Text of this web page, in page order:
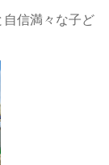
自信満々な子ど